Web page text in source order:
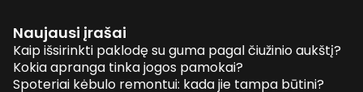
Naujausi įrašai
Kaip išsirinkti paklodę su guma pagal čiužinio aukštį?
Kokia apranga tinka jogos pamokai?
Spoteriai kėbulo remontui: kada jie tampa būtini?